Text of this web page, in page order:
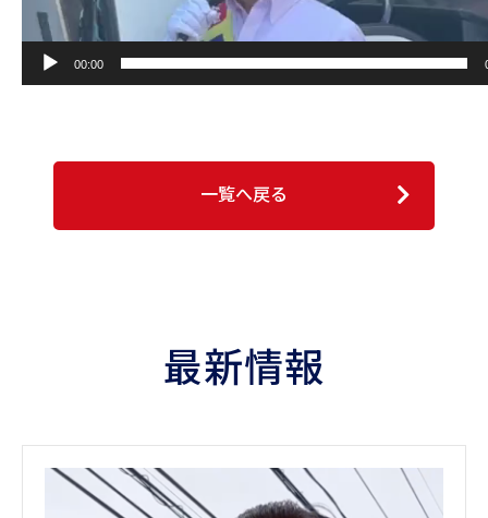
00:00
一覧へ戻る
最新情報